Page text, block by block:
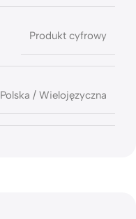
Produkt cyfrowy
Polska / Wielojęzyczna